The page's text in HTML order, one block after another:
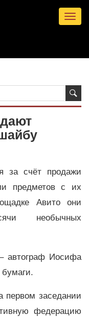
за счёт продажи
предметов с их
Авито они
необычных
автограф Иосифа
первом заседании
федерацию